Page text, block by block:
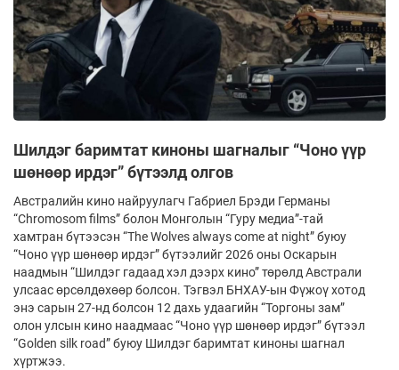
Шилдэг баримтат киноны шагналыг “Чоно үүр
шөнөөр ирдэг” бүтээлд олгов
Австралийн кино найруулагч Габриел Брэди Германы
“Chromosom films” болон Монголын “Гуру медиа”-тай
хамтран бүтээсэн “The Wolves always come at night” буюу
“Чоно үүр шөнөөр ирдэг” бүтээлийг 2026 оны Оскарын
наадмын “Шилдэг гадаад хэл дээрх кино” төрөлд Австрали
улсаас өрсөлдөхөөр болсон. Тэгвэл БНХАУ-ын Фүжоү хотод
энэ сарын 27-нд болсон 12 дахь удаагийн “Торгоны зам”
олон улсын кино наадмаас “Чоно үүр шөнөөр ирдэг” бүтээл
“Golden silk road” буюу Шилдэг баримтат киноны шагнал
хүртжээ.